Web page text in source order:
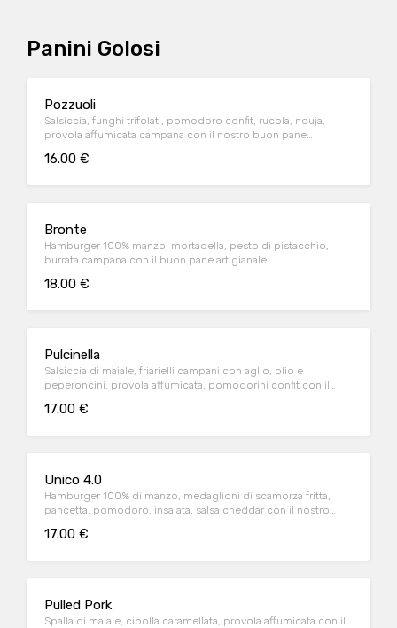
Panini Golosi
Pozzuoli
Salsiccia, funghi trifolati, pomodoro confit, rucola, nduja,
provola affumicata campana con il nostro buon pane
16.00 €
Bronte
Hamburger 100% manzo, mortadella, pesto di pistacchio,
burrata campana con il buon pane artigianale
18.00 €
Pulcinella
Salsiccia di maiale, friarielli campani con aglio, olio e
peperoncini, provola affumicata, pomodorini confit con il
17.00 €
Unico 4.0
Hamburger 100% di manzo, medaglioni di scamorza fritta,
pancetta, pomodoro, insalata, salsa cheddar con il nostro
17.00 €
Pulled Pork
Spalla di maiale, cipolla caramellata, provola affumicata con il